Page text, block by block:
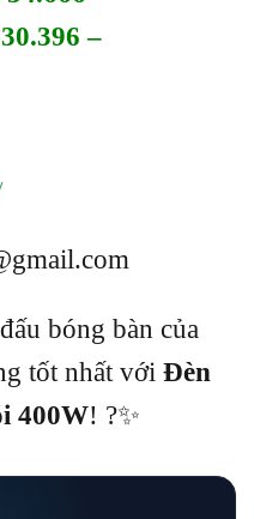
–
bóng bàn của
tốt nhất với Đèn
400W! ?✨